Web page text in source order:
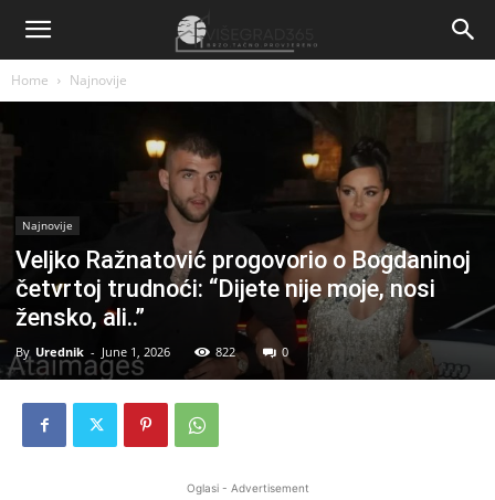
Home Najnovije
Najnovije
Veljko Ražnatović progovorio o Bogdaninoj
četvrtoj trudnoći: “Dijete nije moje, nosi
žensko, ali..”
By Urednik - June 1, 2026 822 0
Oglasi - Advertisement